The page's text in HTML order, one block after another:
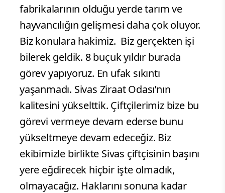
fabrikalarının olduğu yerde tarım ve
hayvancılığın gelişmesi daha çok oluyor.
Biz konulara hakimiz. Biz gerçekten işi
bilerek geldik. 8 buçuk yıldır burada
görev yapıyoruz. En ufak sıkıntı
yaşanmadı. Sivas Ziraat Odası’nın
kalitesini yükselttik. Çiftçilerimiz bize bu
görevi vermeye devam ederse bunu
yükseltmeye devam edeceğiz. Biz
ekibimizle birlikte Sivas çiftçisinin başını
yere eğdirecek hiçbir işte olmadık,
olmayacağız. Haklarını sonuna kadar